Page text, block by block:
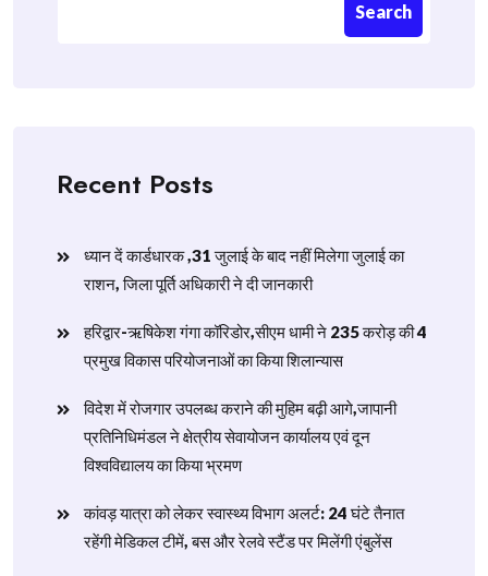
Search
Recent Posts
ध्यान दें कार्डधारक ,31 जुलाई के बाद नहीं मिलेगा जुलाई का
राशन, जिला पूर्ति अधिकारी ने दी जानकारी
हरिद्वार-ऋषिकेश गंगा कॉरिडोर,सीएम धामी ने 235 करोड़ की 4
प्रमुख विकास परियोजनाओं का किया शिलान्यास
विदेश में रोजगार उपलब्ध कराने की मुहिम बढ़ी आगे,जापानी
प्रतिनिधिमंडल ने क्षेत्रीय सेवायोजन कार्यालय एवं दून
विश्वविद्यालय का किया भ्रमण
​कांवड़ यात्रा को लेकर स्वास्थ्य विभाग अलर्ट: 24 घंटे तैनात
रहेंगी मेडिकल टीमें, बस और रेलवे स्टैंड पर मिलेंगी एंबुलेंस